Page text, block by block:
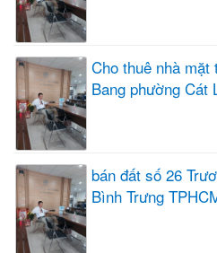
Cho thuê nhà mặt
Bang phường Cát
bán đất số 26
Bình Trưng